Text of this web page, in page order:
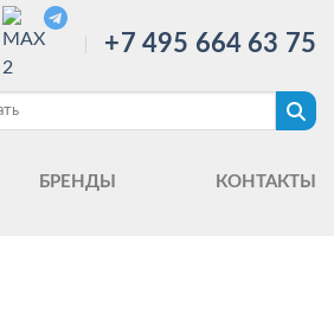
+7 495 664 63 75
БРЕНДЫ КОНТАКТЫ